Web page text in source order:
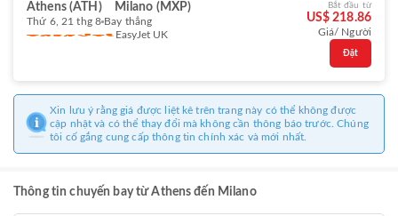
Athens (ATH) Milano (MXP)
Thứ 6, 21 thg 8 Bay thẳng
EasyJet UK
Bắt đầu từ
US$ 218.86
Giá/ Người
Đặt
Xin lưu ý rằng giá được liệt kê trên trang này có thể không được
cập nhật và có thể thay đổi mà không cần thông báo trước. Chúng
tôi cố gắng cung cấp thông tin chính xác và mới nhất.
Thông tin chuyến bay từ Athens đến Milano